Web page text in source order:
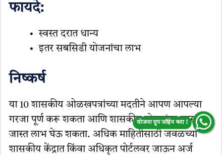
फायदे:
स्वस्त दरात धान्य
इतर सबसिडी योजनांचा लाभ
निष्कर्ष
या 10 शासकीय ओळखपत्रांच्या मदतीने आपण आपल्या
गरजा पूर्ण करू शकता आणि शासकीय योजनांचा जास्तीत
जास्त लाभ घेऊ शकता. अधिक माहितीसाठी जवळच्या
शासकीय केंद्रात किंवा अधिकृत पोर्टलवर जाऊन अर्ज
योजना ग्रुप जॉईन करा !